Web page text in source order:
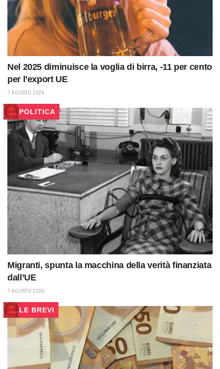
Nel 2025 diminuisce la voglia di birra, -11 per cento
per l’export UE
7 AGOSTO 2026
POLITICA
Migranti, spunta la macchina della verità finanziata
dall’UE
7 AGOSTO 2026
LE BREVI